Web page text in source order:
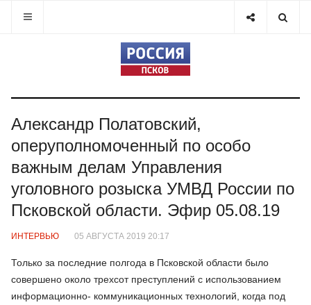
Александр Полатовский,
оперуполномоченный по особо
важным делам Управления
уголовного розыска УМВД России по
Псковской области. Эфир 05.08.19
ИНТЕРВЬЮ 05 АВГУСТА 2019 20:17
Только за последние полгода в Псковской области было
совершено около трехсот преступлений с использованием
информационно- коммуникационных технологий, когда под